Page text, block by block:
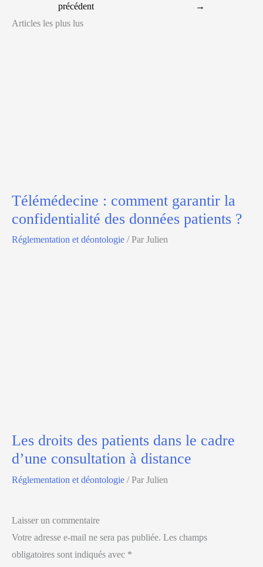
précédent
→
Articles les plus lus
Télémédecine : comment garantir la
confidentialité des données patients ?
Réglementation et déontologie / Par Julien
Les droits des patients dans le cadre
d’une consultation à distance
Réglementation et déontologie / Par Julien
Laisser un commentaire
Votre adresse e-mail ne sera pas publiée. Les champs
obligatoires sont indiqués avec *